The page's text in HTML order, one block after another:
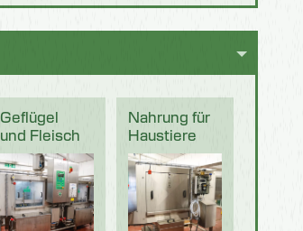
Geflügel
und Fleisch
Nahrung für
Haustiere